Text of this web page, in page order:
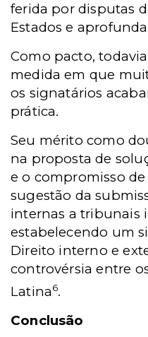
ferida por disputas
Estados e
Como pacto,
medida em que
os signatários
prática.
Seu mérito como
na proposta de
e o compromisso
sugestão da
internas a tribunais
estabelecendo um
Direito interno e
controvérsia entre
Latina6.
Conclusão